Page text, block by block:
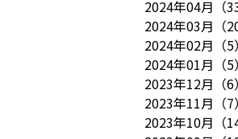
2024年04月 （
2024年03月 （
2024年02月 （5）
2024年01月 （5）
2023年12月 （6）
2023年11月 （7）
2023年10月 （